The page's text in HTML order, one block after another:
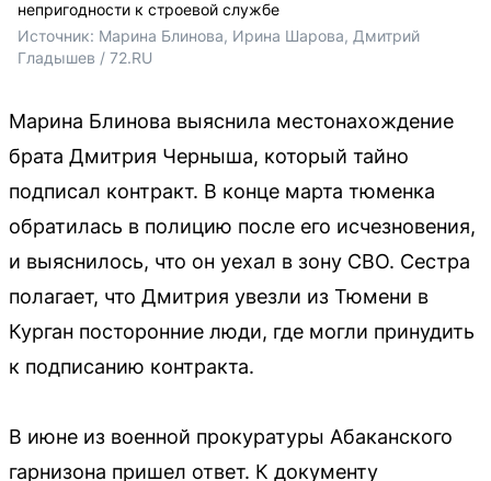
непригодности к строевой службе
Источник: Марина Блинова, Ирина Шарова, Дмитрий
Гладышев / 72.RU
Марина Блинова выяснила местонахождение
брата Дмитрия Черныша, который тайно
подписал контракт. В конце марта тюменка
обратилась в полицию после его исчезновения,
и выяснилось, что он уехал в зону СВО. Сестра
полагает, что Дмитрия увезли из Тюмени в
Курган посторонние люди, где могли принудить
к подписанию контракта.
В июне из военной прокуратуры Абаканского
гарнизона пришел ответ. К документу